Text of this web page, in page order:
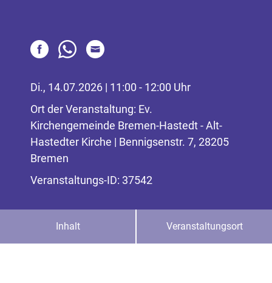
Di., 14.07.2026 | 11:00 - 12:00 Uhr
Ort der Veranstaltung: Ev.
Kirchengemeinde Bremen-Hastedt - Alt-
Hastedter Kirche | Bennigsenstr. 7, 28205
Bremen
Veranstaltungs-ID: 37542
Inhalt Veranstaltungsort